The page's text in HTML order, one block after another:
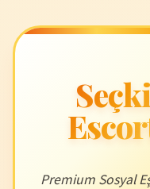
Premium Sosyal